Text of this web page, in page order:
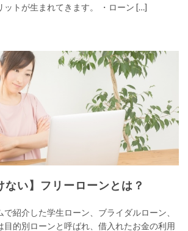
ットが生まれてきます。 ・ローン […]
ない】フリーローンとは？
で紹介した学生ローン、ブライダルローン、
目的別ローンと呼ばれ、借入れたお金の利用